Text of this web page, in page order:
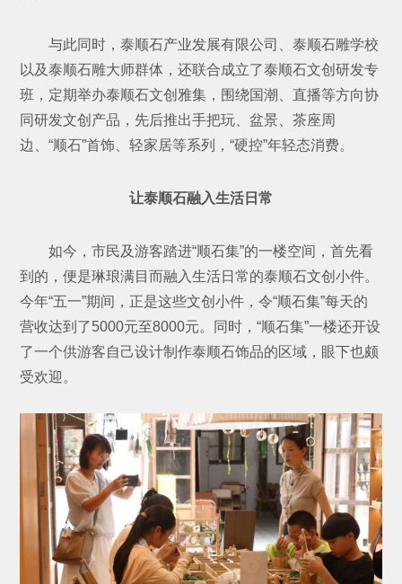
与此同时，泰顺石产业发展有限公司、泰顺石雕学校
以及泰顺石雕大师群体，还联合成立了泰顺石文创研发专
班，定期举办泰顺石文创雅集，围绕国潮、直播等方向协
同研发文创产品，先后推出手把玩、盆景、茶座周
边、“顺石”首饰、轻家居等系列，“硬控”年轻态消费。
让泰顺石融入生活日常
如今，市民及游客踏进“顺石集”的一楼空间，首先看
到的，便是琳琅满目而融入生活日常的泰顺石文创小件。
今年“五一”期间，正是这些文创小件，令“顺石集”每天的
营收达到了5000元至8000元。同时，“顺石集”一楼还开设
了一个供游客自己设计制作泰顺石饰品的区域，眼下也颇
受欢迎。